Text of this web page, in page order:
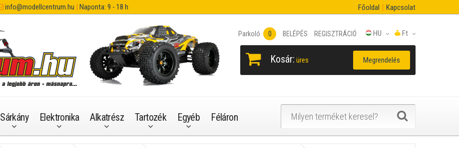
info@modellcentrum.hu | Naponta: 9 - 18 h Főoldal Kapcsolat
Ft
HU
Parkoló 0 BELÉPÉS REGISZTRÁCIÓ
Kosár: üres Megrendelés
Sárkány Elektronika Alkatrész Tartozék Egyéb Féláron